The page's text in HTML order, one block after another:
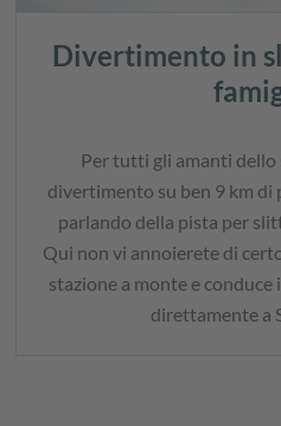
Divertimento in
Per tutti gli amanti dello
divertimento su ben 9 km di
parlando della pista per
Qui non vi annoierete di
stazione a monte e
direttamente a